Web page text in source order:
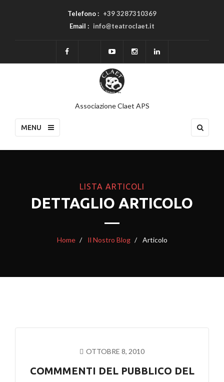
Telefono : +39 3287310369
Email : info@teatroclaet.it
Associazione Claet APS
MENU
LISTA ARTICOLI
DETTAGLIO ARTICOLO
Home Il Nostro Blog Articolo
OTTOBRE 8, 2010
COMMMENTI DEL PUBBLICO DEL